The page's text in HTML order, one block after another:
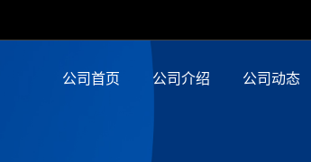
公司首页 公司介绍 公司动态